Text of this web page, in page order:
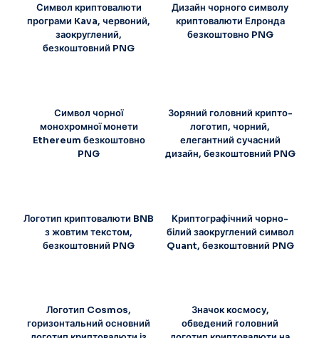
Символ криптовалюти
програми Kava, червоний,
заокруглений,
безкоштовний PNG
Дизайн чорного символу
криптовалюти Елронда
безкоштовно PNG
Символ чорної
монохромної монети
Ethereum безкоштовно
PNG
Зоряний головний крипто-
логотип, чорний,
елегантний сучасний
дизайн, безкоштовний PNG
Логотип криптовалюти BNB
з жовтим текстом,
безкоштовний PNG
Криптографічний чорно-
білий заокруглений символ
Quant, безкоштовний PNG
Логотип Cosmos,
горизонтальний основний
Значок космосу,
обведений головний